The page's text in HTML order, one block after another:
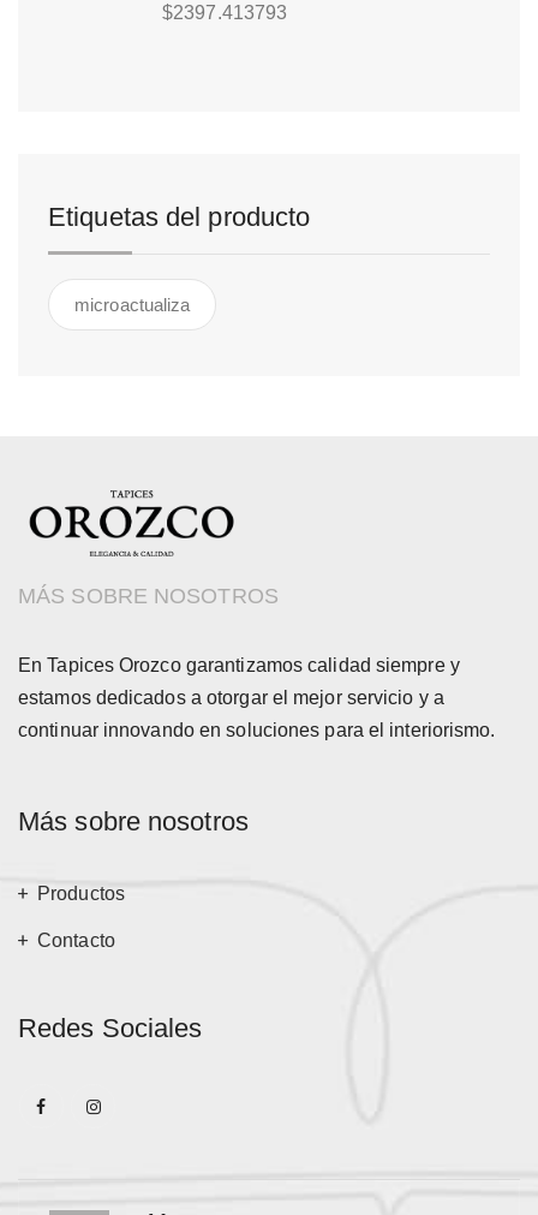
$2397.413793
Etiquetas del producto
microactualiza
MÁS SOBRE NOSOTROS
En Tapices Orozco garantizamos calidad siempre y
estamos dedicados a otorgar el mejor servicio y a
continuar innovando en soluciones para el interiorismo.
Más sobre nosotros
Productos
Contacto
Redes Sociales